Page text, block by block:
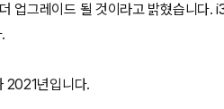
업그레이드 될 것이라고 밝혔습니다.
2021년입니다.